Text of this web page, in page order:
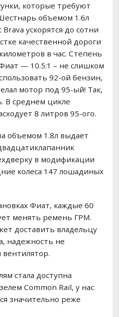
которые требуют
объемом 1.6л
ускорятся до сотни
качественной дороги
в час. Степень
— 10.5:1 – не слишком
92-ой бензин,
мотор под 95-ый! Так,
В среднем цикле
8 литров 95-ого.
объемом 1.8л выдает
в модификации
колеса 147 лошадиных
Фиат, каждые 60
менять ремень ГРМ.
доставить владельцу
надежность не
стала доступна
Common Rail, у нас
значительно реже